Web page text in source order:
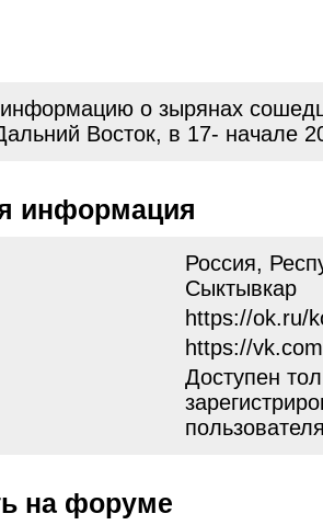
о зырянах
Восток, в 17- начале
информация
Россия,
Сыктывкар
https://ok.ru/
https://
Доступен
на форуме